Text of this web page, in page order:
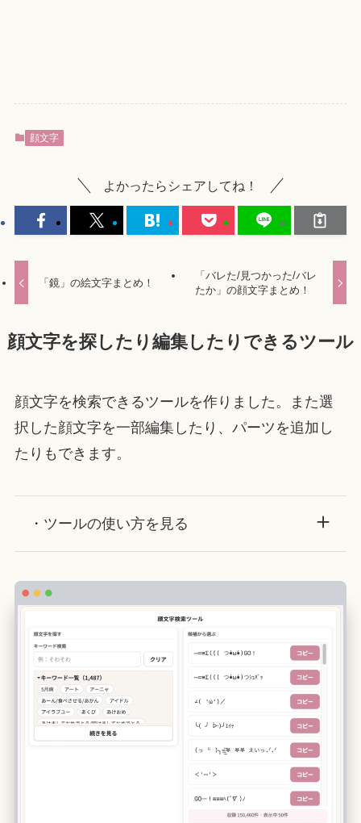
顔文字
よかったらシェアしてね！
「鏡」の絵文字まとめ！
「バレた/見つかった/バレ
たか」の顔文字まとめ！
顔文字を探したり編集したりできるツール
顔文字を検索できるツールを作りました。また選
択した顔文字を一部編集したり、パーツを追加し
たりもできます。
・ツールの使い方を見る